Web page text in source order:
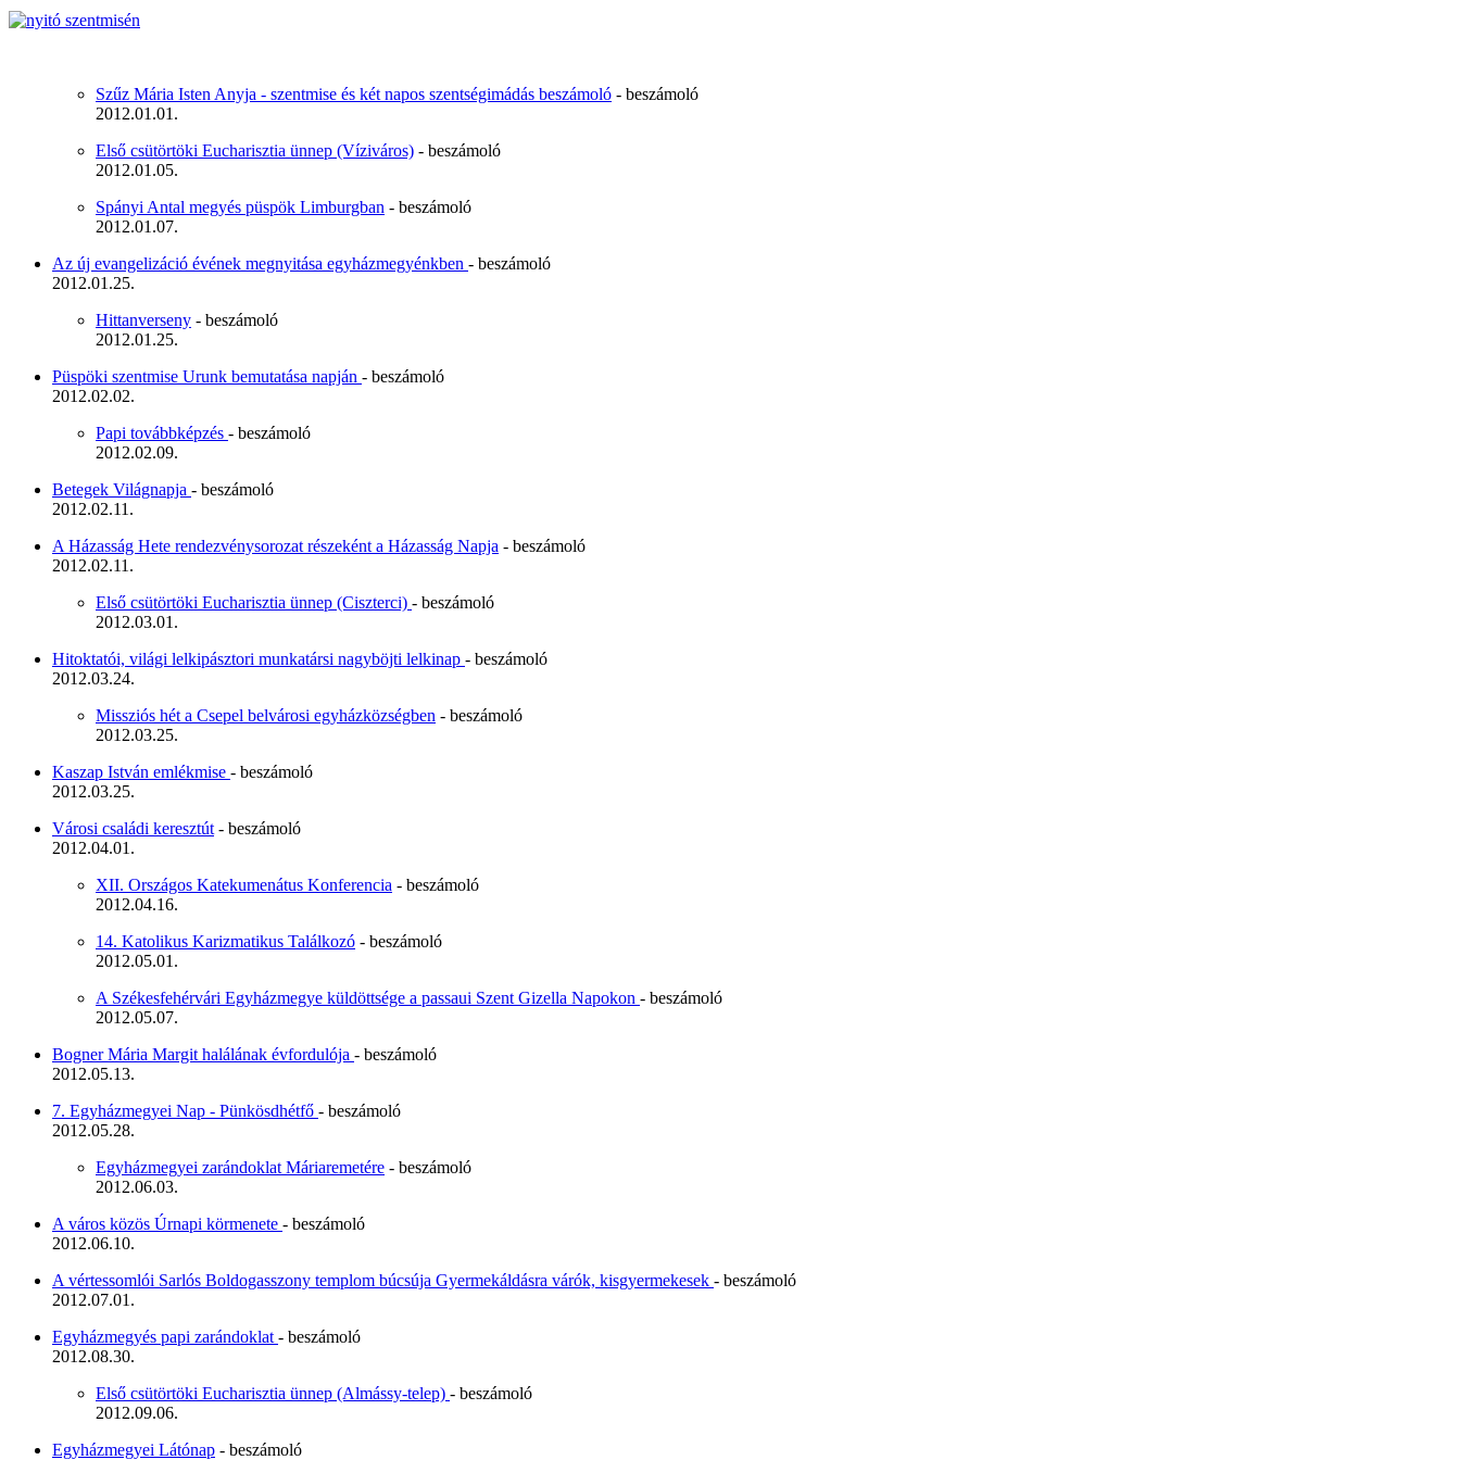
Szűz Mária Isten Anyja - szentmise és két napos szentségimádás beszámoló - beszámoló
2012.01.01.
Első csütörtöki Eucharisztia ünnep (Víziváros) - beszámoló
2012.01.05.
Spányi Antal megyés püspök Limburgban - beszámoló
2012.01.07.
Az új evangelizáció évének megnyitása egyházmegyénkben - beszámoló
2012.01.25.
Hittanverseny - beszámoló
2012.01.25.
Püspöki szentmise Urunk bemutatása napján - beszámoló
2012.02.02.
Papi továbbképzés - beszámoló
2012.02.09.
Betegek Világnapja - beszámoló
2012.02.11.
A Házasság Hete rendezvénysorozat részeként a Házasság Napja - beszámoló
2012.02.11.
Első csütörtöki Eucharisztia ünnep (Ciszterci) - beszámoló
2012.03.01.
Hitoktatói, világi lelkipásztori munkatársi nagyböjti lelkinap - beszámoló
2012.03.24.
Missziós hét a Csepel belvárosi egyházközségben - beszámoló
2012.03.25.
Kaszap István emlékmise - beszámoló
2012.03.25.
Városi családi keresztút - beszámoló
2012.04.01.
XII. Országos Katekumenátus Konferencia - beszámoló
2012.04.16.
14. Katolikus Karizmatikus Találkozó - beszámoló
2012.05.01.
A Székesfehérvári Egyházmegye küldöttsége a passaui Szent Gizella Napokon - beszámoló
2012.05.07.
Bogner Mária Margit halálának évfordulója - beszámoló
2012.05.13.
7. Egyházmegyei Nap - Pünkösdhétfő - beszámoló
2012.05.28.
Egyházmegyei zarándoklat Máriaremetére - beszámoló
2012.06.03.
A város közös Úrnapi körmenete - beszámoló
2012.06.10.
A vértessomlói Sarlós Boldogasszony templom búcsúja Gyermekáldásra várók, kisgyermekesek - beszámoló
2012.07.01.
Egyházmegyés papi zarándoklat - beszámoló
2012.08.30.
Első csütörtöki Eucharisztia ünnep (Almássy-telep) - beszámoló
2012.09.06.
Egyházmegyei Látónap - beszámoló